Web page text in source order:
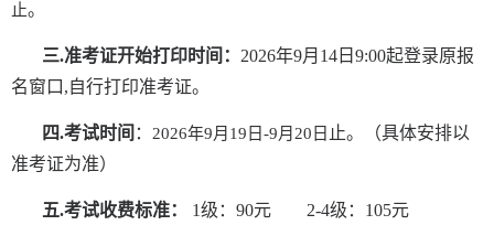
止。
三.准考证开始打印时间： 2026年9月14日9:00起登录原报
名窗口,自行打印准考证。
四.考试时间 ： 2026年9月19日-9月20日 止。（具体安排以
准考证为准）
五.考试收费标准： 1级：90元 2-4级：105元